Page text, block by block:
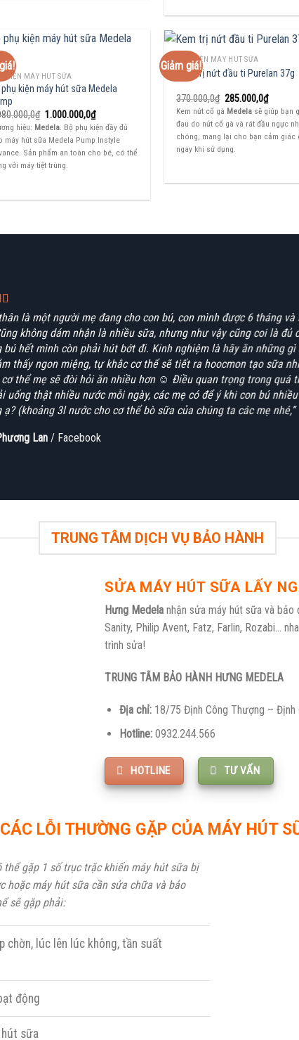
KIỆN MÁY HÚT SỮA
phụ kiện máy hút sữa Medela
₫ Giá
gốc
là:
1.080.000,0₫.
1.000.000,0₫Giá
hiện
tại
là:
1.000.000,0₫.
hiệu: Medela. Bộ phụ kiện đầy đủ
máy hút sữa Medela Pump Instyle
Sản phẩm an toàn cho bé, có thể
với máy tiệt trùng.
Giảm giá!PHỤ KIỆN MÁY HÚT SỮA
Kem trị nứt đầu ti Purelan 37g
370.000,0₫ Giá
gốc
là:
370.000,0₫.
285.000,0₫Giá
hiện
tại
là:
Kem nứt cổ gà Medela sẽ giúp bạn
đau do nứt cổ gà và rát đầu ngực
chóng, mang lại cho bạn cảm giác
ngay khi sử dụng.
thân là một người mẹ đang cho con bú, con mình được 6 tháng
không dám nhận là nhiều sữa, nhưng như vậy cũng coi là đủ
bú hết mình còn phải hút bớt đi. Kinh nghiệm là hãy ăn những
thấy ngon miệng, tự khắc cơ thể sẽ tiết ra hoocmon tạo sữa
thể mẹ sẽ đòi hỏi ăn nhiều hơn ☺️ Điều quan trọng trong quá
uống thật nhiều nước mỗi ngày, các mẹ có để ý khi con bú
ạ? (khoảng 3l nước cho cơ thể bò sữa của chúng ta các mẹ nhé,”
Lan / Facebook
TRUNG TÂM DỊCH VỤ BẢO HÀNH
SỬA MÁY HÚT SỮA LẤY
Hưng Medela nhận sửa máy hút sữa và
Sanity, Philip Avent, Fatz, Farlin, Rozabi…
trình sửa!
TRUNG TÂM BẢO HÀNH HƯNG MEDELA
Địa chỉ:18/75 Định Công Thượng – Định
Hotline:0932.244.566
HOTLINE TƯ VẤN
CÁC LỖI THƯỜNG GẶP CỦA MÁY HÚT
gặp 1 số trục trặc khiến máy hút sữa bị
hoặc máy hút sữa cần sửa chữa và bảo
sẽ gặp phải:
chờn, lúc lên lúc không, tần suất
động
hút sữa